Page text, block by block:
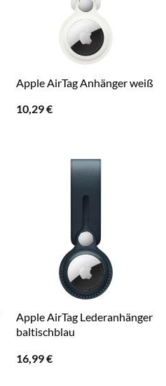
Apple AirTag Anhänger weiß
10,29€
Apple AirTag Lederanhänger
baltischblau
16,99€